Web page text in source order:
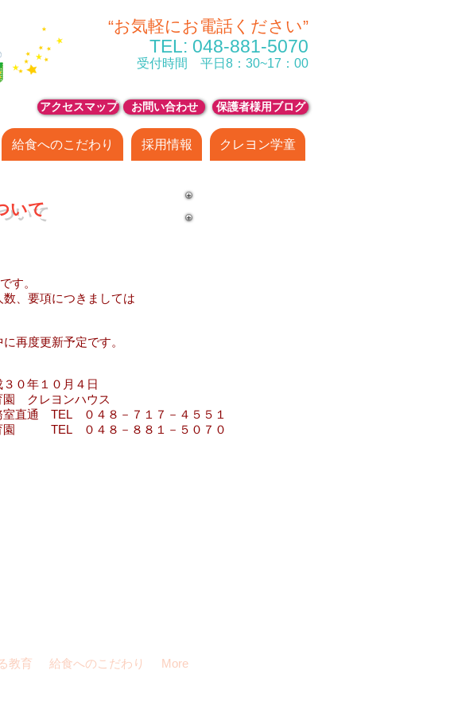
“お気軽にお電話ください”
TEL: 048-881-5070
受付時間 平日8：30~17：00
アクセスマップ お問い合わせ 保護者様用ブログ
給食へのこだわり 採用情報 クレヨン学童
ついて
す。
、要項につきましては
再度更新予定です。
４日
ウス
１７－４５５１
１－５０７０
教育 給食へのこだわり More